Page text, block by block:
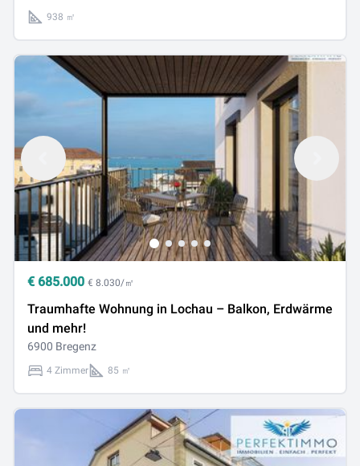
938 ㎡
€ 685.000 € 8.030/㎡
Traumhafte Wohnung in Lochau – Balkon, Erdwärme
und mehr!
6900 Bregenz
4 Zimmer 85 ㎡